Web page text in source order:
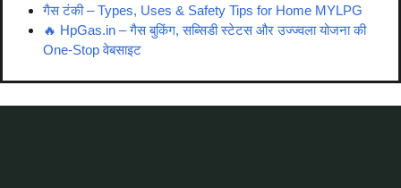
गैस टंकी – Types, Uses & Safety Tips for Home MYLPG
🔥 HpGas.in – गैस बुकिंग, सब्सिडी स्टेटस और उज्ज्वला योजना की
One-Stop वेबसाइट